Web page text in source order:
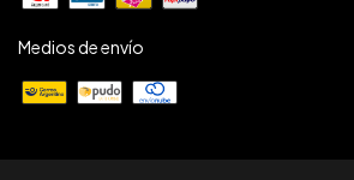
Medios de envío